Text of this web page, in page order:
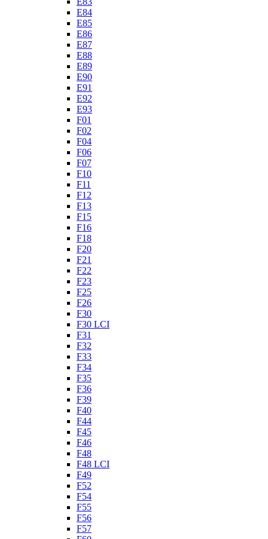
E84
E85
E86
E87
E88
E89
E90
E91
E92
E93
F01
F02
F04
F06
F07
F10
F11
F12
F13
F15
F16
F18
F20
F21
F22
F23
F25
F26
F30
F30 LCI
F31
F32
F33
F34
F35
F36
F39
F40
F44
F45
F46
F48
F48 LCI
F49
F52
F54
F55
F56
F57